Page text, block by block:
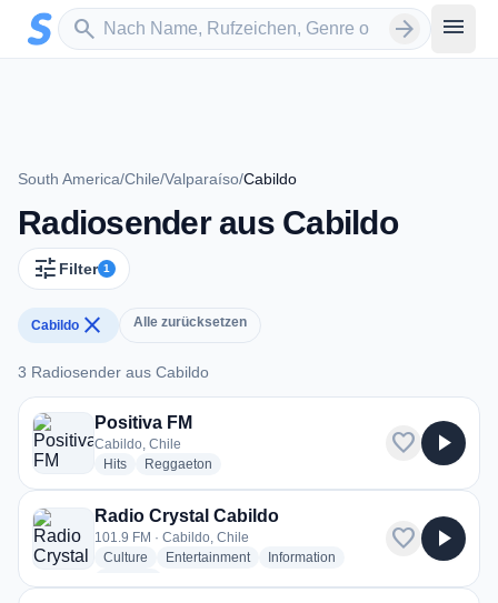
Zum Hauptinhalt springen
search
Sender suchen arrow_forward menu
South America/Chile/Valparaíso/Cabildo
Radiosender aus Cabildo
tune Filter 1
Cabildo close Alle zurücksetzen
3 Radiosender aus Cabildo
3 Radiosender aus Cabildo
Positiva FM
Cabildo, Chile
Hitsradio stations
Reggaeton
favorite play_arrow
Radio Crystal Cabildo
101.9 FM · Cabildo, Chile
Culture radio stations
Entertainmentradio stations
Information
favorite play_arrow